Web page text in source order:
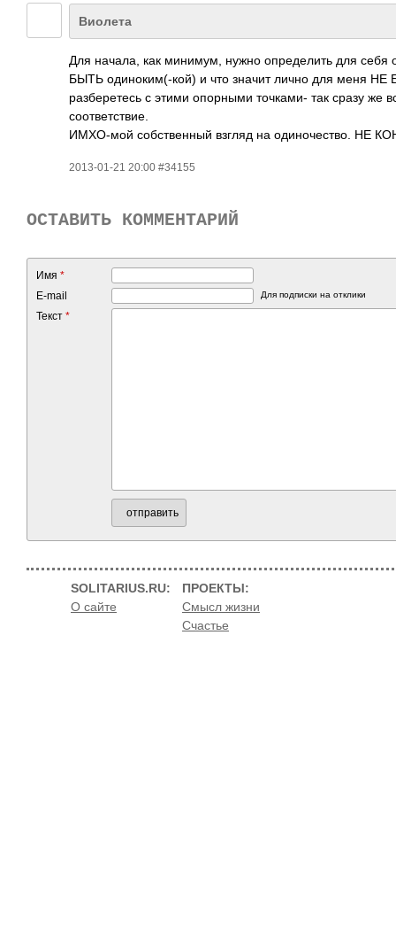
Виолета
Для начала, как минимум, нужно определить для себя
БЫТЬ одиноким(-кой) и что значит лично для меня НЕ
разберетесь с этими опорными точками- так сразу же
соответствие.
ИМХО-мой собственный взгляд на одиночество. НЕ
2013-01-21 20:00 #34155
ОСТАВИТЬ КОММЕНТАРИЙ
Имя *
E-mail
Для подписки на отклики
Текст *
отправить
SOLITARIUS.RU:
О сайте
ПРОЕКТЫ:
Смысл жизни
Счастье